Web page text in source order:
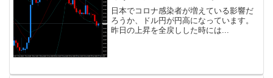
日本でコロナ感染者が増えている影響だ
ろうか、ドル円が円高になっています。
昨日の上昇を全戻しした時には...